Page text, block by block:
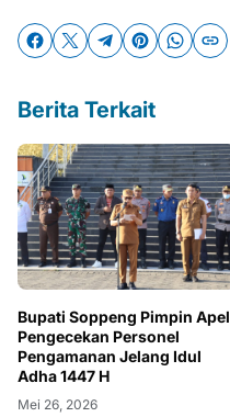
Berita Terkait
Bupati Soppeng Pimpin Apel
Pengecekan Personel
Pengamanan Jelang Idul
Adha 1447 H
Mei 26, 2026